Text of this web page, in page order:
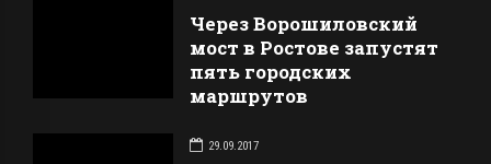
Через Ворошиловский
мост в Ростове запустят
пять городских
маршрутов
29.09.2017